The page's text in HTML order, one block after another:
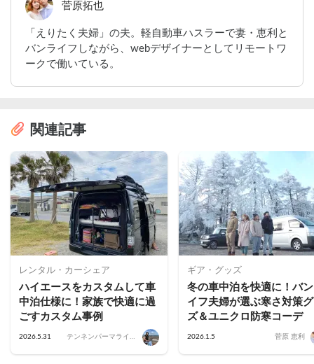
菅原拓也
「えりたく夫婦」の夫。軽自動車ハスラーで妻・恵利と
バンライフしながら、webデザイナーとしてリモートワ
ークで働いている。
関連記事
レンタル・カーシェア
ハイエースをカスタムして車
中泊仕様に！家族で快適に過
ごすカスタム事例
2026.5.31
テンネンパーマライフ
ギア・グッズ
冬の車中泊を快適に！バ
イフ夫婦が選ぶ寒さ対策
ズ＆ユニクロ防寒コーデ
2026.1.5 菅原 恵利